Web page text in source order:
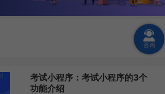
考试小程序：考试小程序的3个
功能介绍